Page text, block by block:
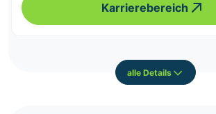
Karrierebereich
alle Details